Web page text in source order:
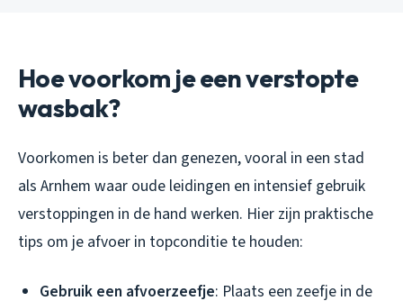
Hoe voorkom je een verstopte
wasbak?
Voorkomen is beter dan genezen, vooral in een stad
als Arnhem waar oude leidingen en intensief gebruik
verstoppingen in de hand werken. Hier zijn praktische
tips om je afvoer in topconditie te houden:
Gebruik een afvoerzeefje: Plaats een zeefje in de